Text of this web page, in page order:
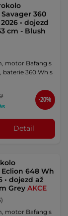
Savager 360
• dojezd
cm - Blush
motor Bafang s
baterie 360 Wh s
-20%
Detail
Eclion 648 Wh
• dojezd až
GreyAKCE
motor Bafang s